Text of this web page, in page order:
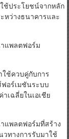
ช้ประโยชน์จากหลัก
ะหว่างธนาคารและ
าแพลตฟอร์ม
ใช้ควบคู่กับการ
ฟอร์เมชันระบบ
เฉลี่ยในเอเชีย
แพลตฟอร์มที่สร้าง
วทางการรับมาใช้